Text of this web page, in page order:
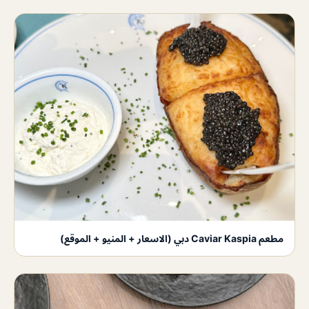
مطعم Caviar Kaspia دبي (الاسعار + المنيو + الموقع)